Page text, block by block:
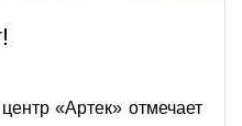
«Артек» отмечает